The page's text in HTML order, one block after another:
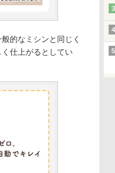
的なミシンと同じく
仕上がるとしてい